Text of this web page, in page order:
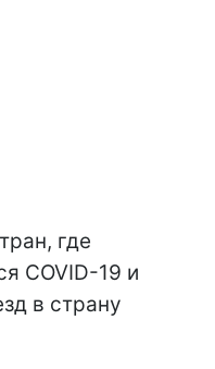
где
COVID-19 и
в страну